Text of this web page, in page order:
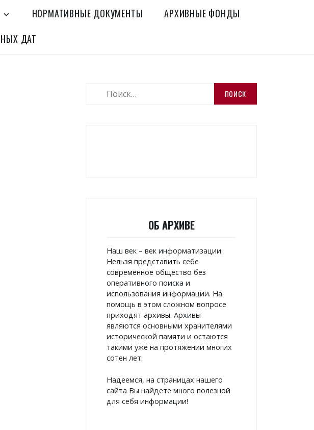
НОРМАТИВНЫЕ ДОКУМЕНТЫ
АРХИВНЫЕ ФОНДЫ
ДАТ
ОБ АРХИВЕ
Наш век – век информатизации.
Нельзя представить себе
современное общество без
оперативного поиска и
использования информации. На
помощь в этом сложном вопросе
приходят архивы. Архивы
являются основными хранителями
исторической памяти и остаются
такими уже на протяжении многих
сотен лет.
Надеемся, на страницах нашего
сайта Вы найдете много полезной
для себя информации!